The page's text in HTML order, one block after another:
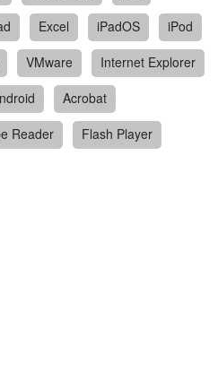
Excel iPadOS
iPod
VMware
Internet Explorer
Acrobat
Reader
Flash Player